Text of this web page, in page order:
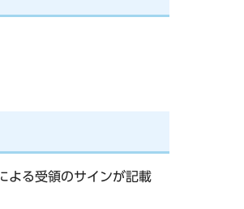
よる受領のサインが記載